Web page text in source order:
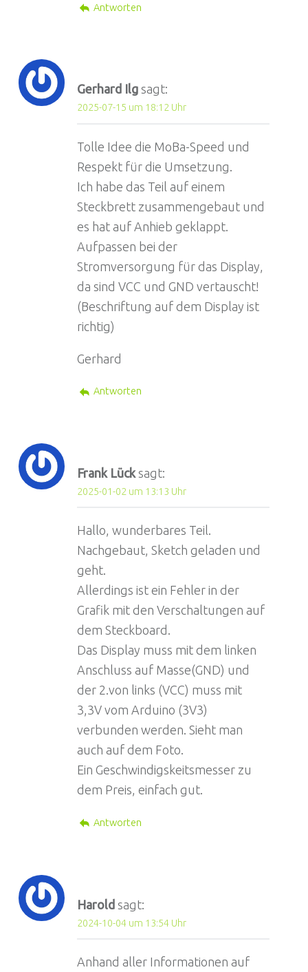
Antworten
Gerhard Ilg sagt:
2025-07-15 um 18:12 Uhr
Tolle Idee die MoBa-Speed und
Respekt für die Umsetzung.
Ich habe das Teil auf einem
Steckbrett zusammengebaut und
es hat auf Anhieb geklappt.
Aufpassen bei der
Stromversorgung für das Display,
da sind VCC und GND vertauscht!
(Beschriftung auf dem Display ist
richtig)
Gerhard
Antworten
Frank Lück sagt:
2025-01-02 um 13:13 Uhr
Hallo, wunderbares Teil.
Nachgebaut, Sketch geladen und
geht.
Allerdings ist ein Fehler in der
Grafik mit den Verschaltungen auf
dem Steckboard.
Das Display muss mit dem linken
Anschluss auf Masse(GND) und
der 2.von links (VCC) muss mit
3,3V vom Arduino (3V3)
verbunden werden. Sieht man
auch auf dem Foto.
Ein Geschwindigskeitsmesser zu
dem Preis, einfach gut.
Antworten
Harold sagt:
2024-10-04 um 13:54 Uhr
Anhand aller Informationen auf